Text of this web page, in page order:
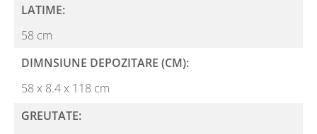
LATIME:
58 cm
DIMNSIUNE DEPOZITARE (CM):
58 x 8.4 x 118 cm
GREUTATE: